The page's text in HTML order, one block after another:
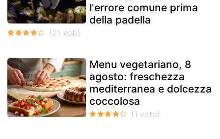
l'errore comune prima
della padella
Menu vegetariano, 8
agosto: freschezza
mediterranea e dolcezza
coccolosa